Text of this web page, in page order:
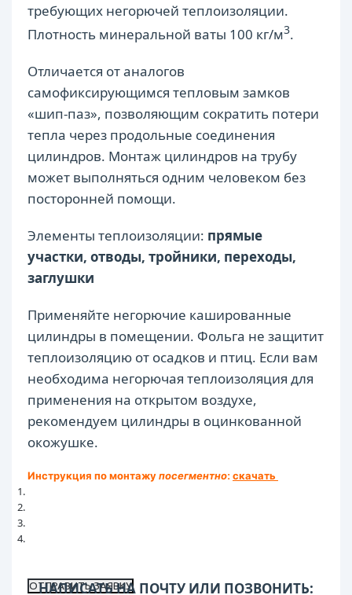
требующих негорючей теплоизоляции.
Плотность минеральной ваты 100 кг/м3.
Отличается от аналогов
самофиксирующимся тепловым замков
«шип-паз», позволяющим сократить потери
тепла через продольные соединения
цилиндров. Монтаж цилиндров на трубу
может выполняться одним человеком без
посторонней помощи.
Элементы теплоизоляции: прямые
участки, отводы, тройники, переходы,
заглушки
Применяйте негорючие кашированные
цилиндры в помещении. Фольга не защитит
теплоизоляцию от осадков и птиц. Если вам
необходима негорючая теплоизоляция для
применения на открытом воздухе,
рекомендуем цилиндры в оцинкованной
окожушке.
Инструкция по монтажупосегментно:скачать
ОТПРАВИТЬ ЗАЯВКУ
НАПИСАТЬ НА ПОЧТУ ИЛИ ПОЗВОНИТЬ: